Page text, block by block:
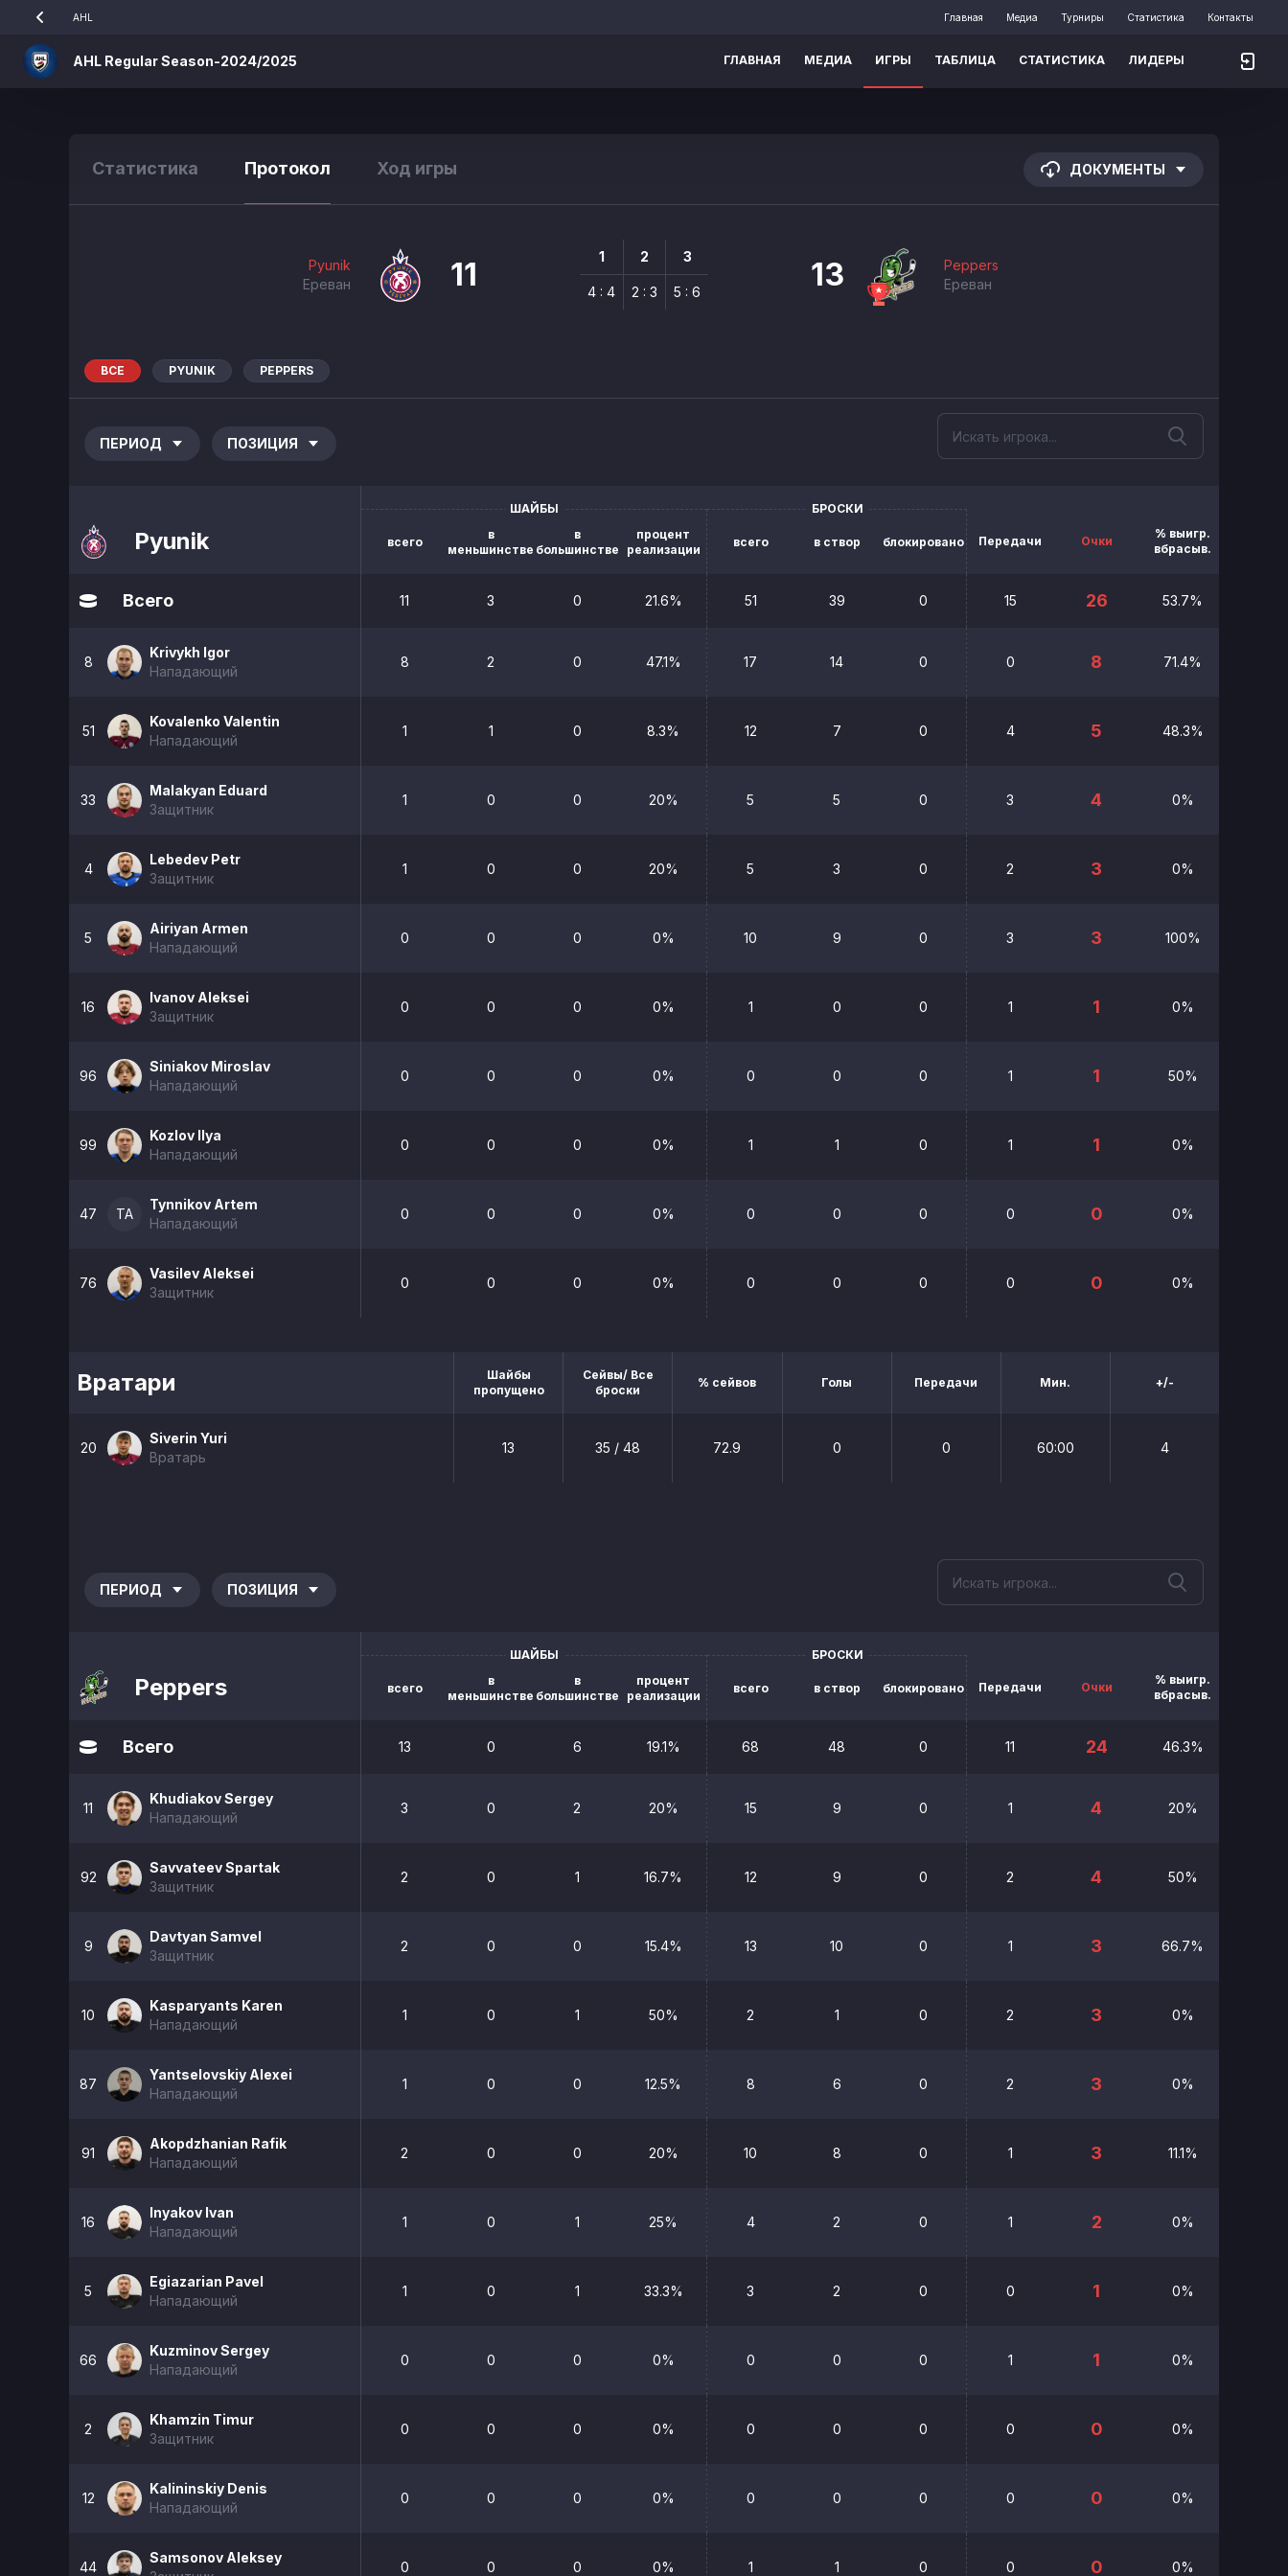
AHL Главная Медиа Турниры Статистика Контакты
AHL Regular Season-2024/2025 ГЛАВНАЯ МЕДИА ИГРЫ ТАБЛИЦА СТАТИСТИКА ЛИДЕРЫ
Статистика Протокол Ход игры ДОКУМЕНТЫ
Pyunik
Ереван
11 1
4 : 4
2
2 : 3
3
5 : 6
Peppers
Ереван
13
ВСЕ PYUNIK PEPPERS
ПЕРИОД ПОЗИЦИЯ
Pyunik
ШАЙБЫ
всего
в
меньшинстве
в
большинстве
процент
реализации
БРОСКИ
всего в створ блокировано Передачи Очки
% выигр.
вбрасыв.
Всего 11 3 0 21.6% 51 39 0 15 26 53.7%
8
Krivykh Igor
Нападающий
8 2 0 47.1% 17 14 0 0 8 71.4%
51
Kovalenko Valentin
Нападающий
1 1 0 8.3% 12 7 0 4 5 48.3%
33
Malakyan Eduard
Защитник
1 0 0 20% 5 5 0 3 4 0%
4
Lebedev Petr
Защитник
1 0 0 20% 5 3 0 2 3 0%
5
Airiyan Armen
Нападающий
0 0 0 0% 10 9 0 3 3 100%
16
Ivanov Aleksei
Защитник
0 0 0 0% 1 0 0 1 1 0%
96
Siniakov Miroslav
Нападающий
0 0 0 0% 0 0 0 1 1 50%
99
Kozlov Ilya
Нападающий
0 0 0 0% 1 1 0 1 1 0%
47 TA
Tynnikov Artem
Нападающий
0 0 0 0% 0 0 0 0 0 0%
76
Vasilev Aleksei
Защитник
0 0 0 0% 0 0 0 0 0 0%
Вратари
Шайбы
пропущено
Сейвы/ Все
броски
% сейвов Голы Передачи Мин. +/-
20
Siverin Yuri
Вратарь
13 35 / 48 72.9 0 0 60:00 4
ПЕРИОД ПОЗИЦИЯ
Peppers
ШАЙБЫ
всего
в
меньшинстве
в
большинстве
процент
реализации
БРОСКИ
всего в створ блокировано Передачи Очки
% выигр.
вбрасыв.
Всего 13 0 6 19.1% 68 48 0 11 24 46.3%
11
Khudiakov Sergey
Нападающий
3 0 2 20% 15 9 0 1 4 20%
92
Savvateev Spartak
Защитник
2 0 1 16.7% 12 9 0 2 4 50%
9
Davtyan Samvel
Защитник
2 0 0 15.4% 13 10 0 1 3 66.7%
10
Kasparyants Karen
Нападающий
1 0 1 50% 2 1 0 2 3 0%
87
Yantselovskiy Alexei
Нападающий
1 0 0 12.5% 8 6 0 2 3 0%
91
Akopdzhanian Rafik
Нападающий
2 0 0 20% 10 8 0 1 3 11.1%
16
Inyakov Ivan
Нападающий
1 0 1 25% 4 2 0 1 2 0%
5
Egiazarian Pavel
Нападающий
1 0 1 33.3% 3 2 0 0 1 0%
66
Kuzminov Sergey
Нападающий
0 0 0 0% 0 0 0 1 1 0%
2
Khamzin Timur
Защитник
0 0 0 0% 0 0 0 0 0 0%
12
Kalininskiy Denis
Нападающий
0 0 0 0% 0 0 0 0 0 0%
44
Samsonov Aleksey
0 0 0 0% 1 1 0 0 0 0%